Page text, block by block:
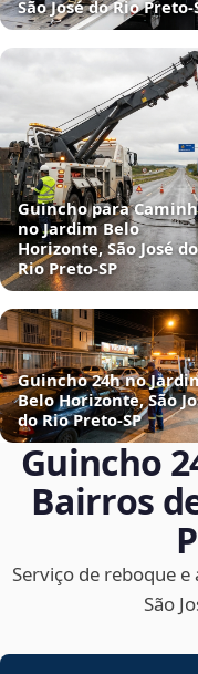
São José do Rio
Guincho para
no Jardim Belo
Horizonte, São José do
Rio Preto‑SP
Guincho 24h no
Belo Horizonte, São
do Rio Preto‑SP
Guincho
Bairros
Serviço de reboque
São